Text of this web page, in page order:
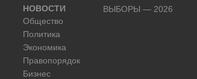
НОВОСТИ
Общество
Политика
Экономика
Правопорядок
Бизнес
ВЫБОРЫ — 2026